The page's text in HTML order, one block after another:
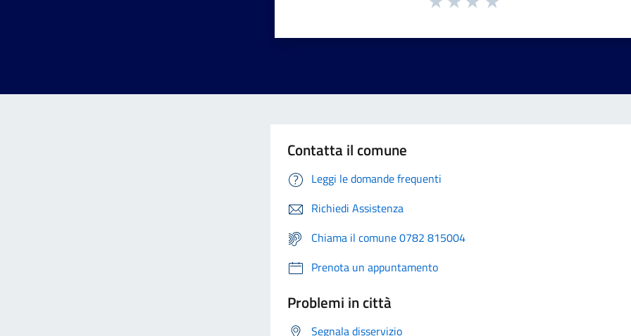
Contatta il comune
Leggi le domande frequenti
Richiedi Assistenza
Chiama il comune 0782 815004
Prenota un appuntamento
Problemi in città
Segnala disservizio